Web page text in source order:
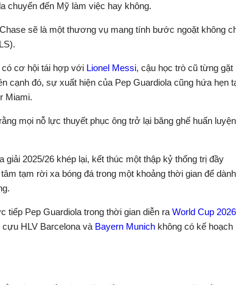
chuyển đến Mỹ làm việc hay không.
sẽ là một thương vụ mang tính bước ngoặt không
cơ hội tái hợp với Lionel Messi, cậu học trò cũ từng gặt
cạnh đó, sự xuất hiện của Pep Guardiola cũng hứa hẹn
Miami.
mọi nỗ lực thuyết phục ông trở lại băng ghế huấn luyện
2025/26 khép lại, kết thúc một thập kỷ thống trị đầy
tạm rời xa bóng đá trong một khoảng thời gian để dành
tiếp Pep Guardiola trong thời gian diễn ra World Cup 2026
cựu HLV Barcelona và Bayern Munich không có kế hoạch